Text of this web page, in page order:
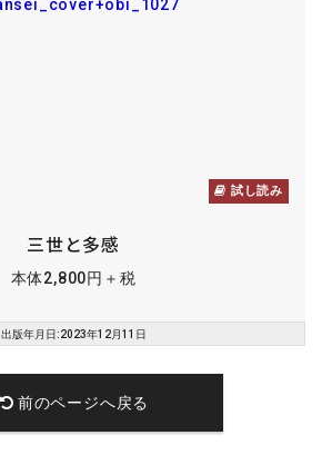
試し読み
三世と多感
本体2,800円＋税
出版年月日:2023年12月11日
前のページへ戻る